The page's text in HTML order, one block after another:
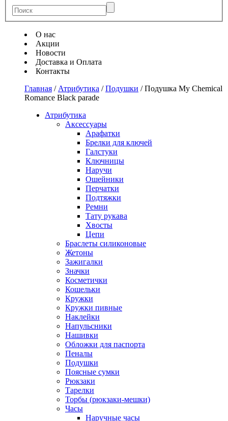
О нас
Акции
Новости
Доставка и Оплата
Контакты
Главная / Атрибутика /Подушки /Подушка My Chemical
Romance Black parade
Атрибутика
Аксессуары
Арафатки
Брелки для ключей
Галстуки
Ключницы
Наручи
Ошейники
Перчатки
Подтяжки
Ремни
Тату рукава
Хвосты
Цепи
Браслеты силиконовые
Жетоны
Зажигалки
Значки
Косметички
Кошельки
Кружки
Кружки пивные
Наклейки
Напульсники
Нашивки
Обложки для паспорта
Пеналы
Подушки
Поясные сумки
Рюкзаки
Тарелки
Торбы (рюкзаки-мешки)
Часы
Наручные часы